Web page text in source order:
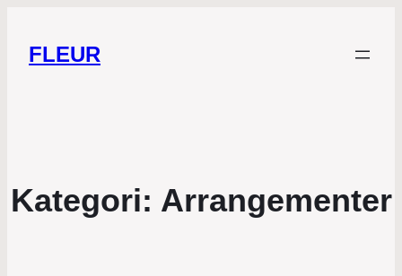
FLEUR
Kategori: Arrangementer